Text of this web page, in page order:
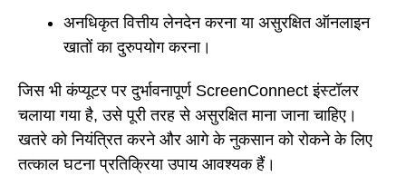
अनधिकृत वित्तीय लेनदेन करना या असुरक्षित ऑनलाइन
खातों का दुरुपयोग करना।
जिस भी कंप्यूटर पर दुर्भावनापूर्ण ScreenConnect इंस्टॉलर
चलाया गया है, उसे पूरी तरह से असुरक्षित माना जाना चाहिए।
खतरे को नियंत्रित करने और आगे के नुकसान को रोकने के लिए
तत्काल घटना प्रतिक्रिया उपाय आवश्यक हैं।